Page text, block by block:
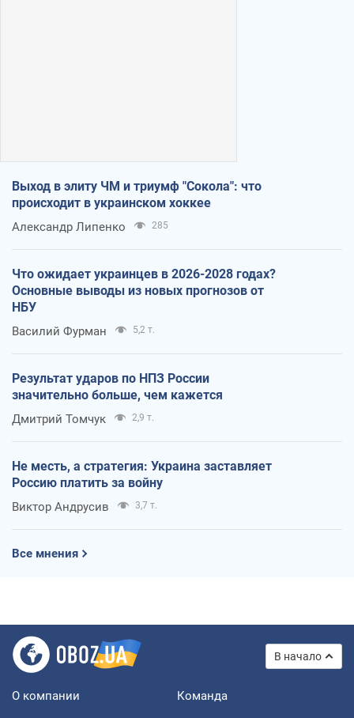
Выход в элиту ЧМ и триумф "Сокола": что
происходит в украинском хоккее
Александр Липенко 285
Что ожидает украинцев в 2026-2028 годах?
Основные выводы из новых прогнозов от
НБУ
Василий Фурман 5,2 т.
Результат ударов по НПЗ России
значительно больше, чем кажется
Дмитрий Томчук 2,9 т.
Не месть, а стратегия: Украина заставляет
Россию платить за войну
Виктор Андрусив 3,7 т.
Все мнения
В начало
О компании Команда